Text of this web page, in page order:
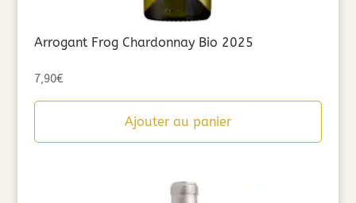
Arrogant Frog Chardonnay Bio 2025
7,90€
Ajouter au panier